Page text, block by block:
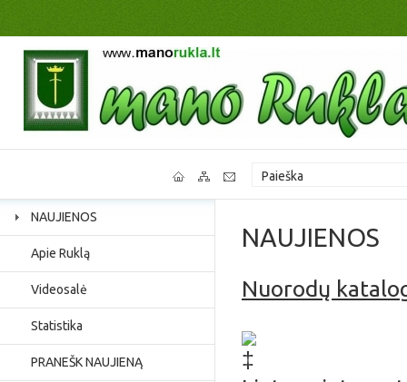
NAUJIENOS
Apie Ruklą
Videosalė
Statistika
PRANEŠK NAUJIENĄ
NAUJIENOS
Nuorodų